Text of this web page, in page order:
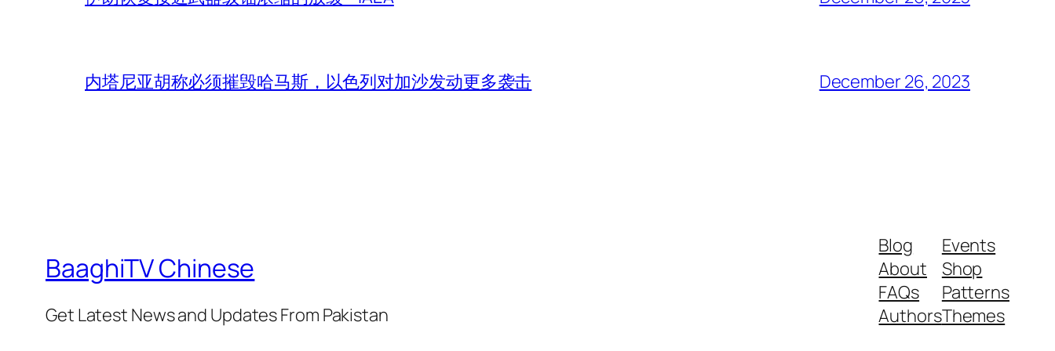
内塔尼亚胡称必须摧毁哈马斯，以色列对加沙发动更多袭击 December 26, 2023
BaaghiTV Chinese
Get Latest News and Updates From Pakistan
Blog
About
FAQs
Authors
Events
Shop
Patterns
Themes